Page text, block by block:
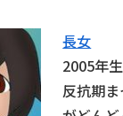
長女
2005年
反抗期